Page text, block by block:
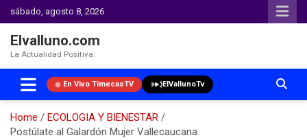
sábado, agosto 8, 2026
Elvalluno.com
La Actualidad Positiva.
En Vivo TimecasTV ElVallunoTv
Home
ECOLOGIA Y BIENESTAR
Postúlate al Galardón Mujer Vallecaucana.